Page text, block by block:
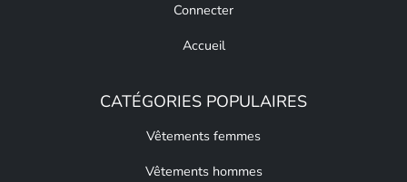
Connecter
Accueil
CATÉGORIES POPULAIRES
Vêtements femmes
Vêtements hommes